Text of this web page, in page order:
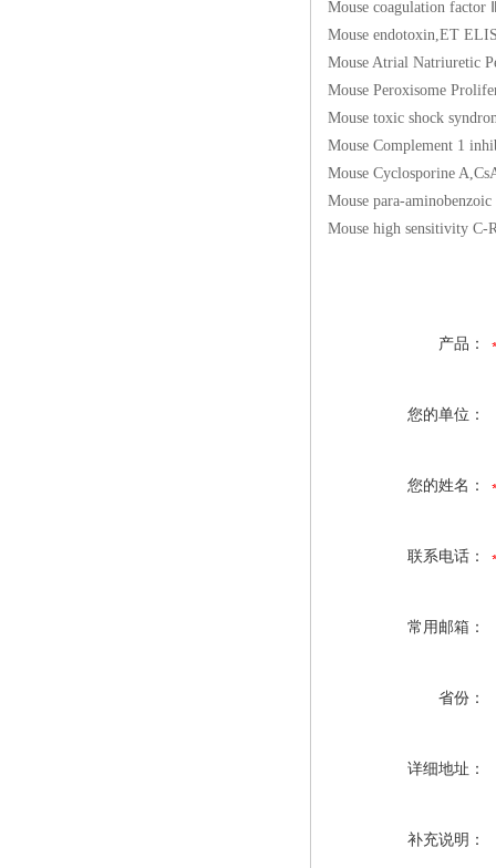
Mouse coagulation
Mouse endotoxin,ET
Mouse Atrial Natriuretic
Mouse Peroxisome
Mouse toxic shock
Mouse Complement 1
Mouse Cyclosporine
Mouse para-
Mouse high sensitivity
产品：
您的单位：
您的姓名：
联系电话：
常用邮箱：
省份：
详细地址：
补充说明：